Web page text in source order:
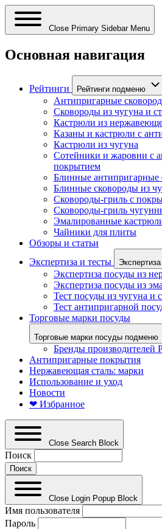
Close Primary Sidebar Menu
Основная навигация
Рейтинги Рейтинги подменю
Антипригарные
Сковороды из чугуна и
Кастрюли из
Казаны и кастрюли с
Кастрюли из чугуна
Сотейники и жаровни с
покрытием
Блинные антипригарные
Блинные сковороды из
Сковороды-гриль с
Сковороды-гриль
Эмалированные
Чайники для плиты
Обзоры и статьи
Экспертиза и тесты
Экспертиза посуды из
Экспертиза посуды из
Тест посуды из чугуна и
Тест антипригарной
Торговые марки посуды
Торговые марки посуды подменю
Бренды производителей
Антипригарные покрытия
Нержавеющая сталь: марки
Использование и уход
Новости
❤ Избранное
Close Search Block
Поиск
Close Login Popup Block
Имя пользователя
Пароль